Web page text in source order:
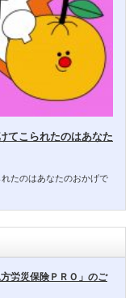
てこられたのはあなた
たのはあなたのおかげで
労災保険ＰＲＯ」のご